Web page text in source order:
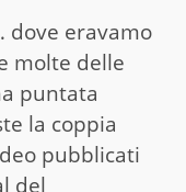
dove eravamo
molte delle
puntata
la coppia
pubblicati
del